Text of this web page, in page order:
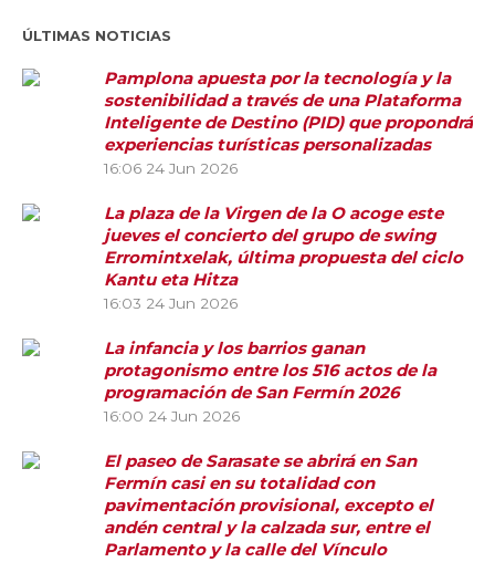
ÚLTIMAS NOTICIAS
Pamplona apuesta por la tecnología y la
sostenibilidad a través de una Plataforma
Inteligente de Destino (PID) que propondrá
experiencias turísticas personalizadas
16:06 24 Jun 2026
La plaza de la Virgen de la O acoge este
jueves el concierto del grupo de swing
Erromintxelak, última propuesta del ciclo
Kantu eta Hitza
16:03 24 Jun 2026
La infancia y los barrios ganan
protagonismo entre los 516 actos de la
programación de San Fermín 2026
16:00 24 Jun 2026
El paseo de Sarasate se abrirá en San
Fermín casi en su totalidad con
pavimentación provisional, excepto el
andén central y la calzada sur, entre el
Parlamento y la calle del Vínculo